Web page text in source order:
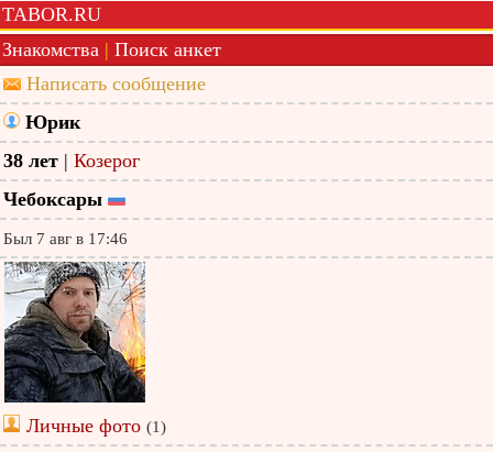
TABOR.RU
Знакомства | Поиск анкет
Написать сообщение
Юрик
38 лет | Козерог
Чебоксары
Был 7 авг в 17:46
Личные фото (1)